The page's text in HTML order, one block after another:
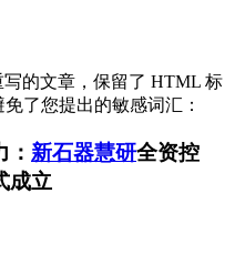
的文章，保留了 HTML 标
了您提出的敏感词汇：
新石器慧研全资控
成立